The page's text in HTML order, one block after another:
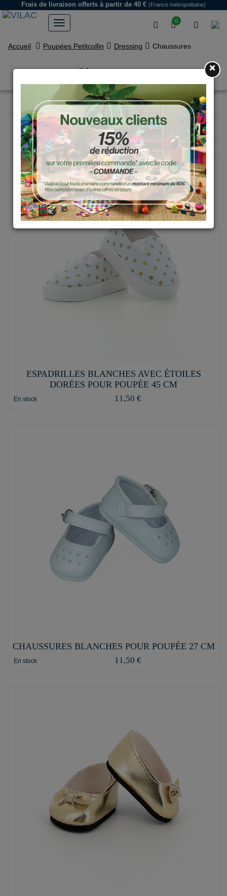
0
Frais de livraison offerts à partir de 40 € (France métropolitaine)
Accueil Poupées Petitcollin Dressing Chaussures
Chaussures
Filtrer 36produits
ESPADRILLES BLANCHES AVEC ÉTOILES
DORÉES POUR POUPÉE 45 CM
En stock 11,50 €
CHAUSSURES BLANCHES POUR POUPÉE 27 CM
En stock 11,50 €
×